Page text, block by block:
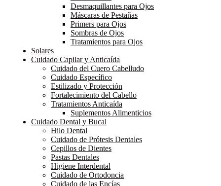
Desmaquillantes para Ojos
Máscaras de Pestañas
Primers para Ojos
Sombras de Ojos
Tratamientos para Ojos
Solares
Cuidado Capilar y Anticaída
Cuidado del Cuero Cabelludo
Cuidado Específico
Estilizado y Protección
Fortalecimiento del Cabello
Tratamientos Anticaída
Suplementos Alimenticios
Cuidado Dental y Bucal
Hilo Dental
Cuidado de Prótesis Dentales
Cepillos de Dientes
Pastas Dentales
Higiene Interdental
Cuidado de Ortodoncia
Cuidado de las Encías